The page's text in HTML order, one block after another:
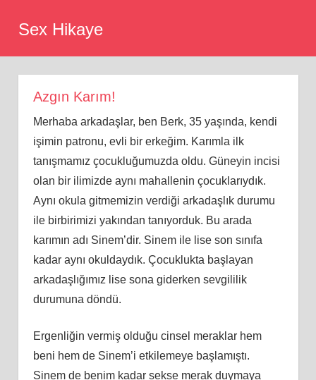
Sex Hikaye
Azgın Karım!
Merhaba arkadaşlar, ben Berk, 35 yaşında, kendi
işimin patronu, evli bir erkeğim. Karımla ilk
tanışmamız çocukluğumuzda oldu. Güneyin incisi
olan bir ilimizde aynı mahallenin çocuklarıydık.
Aynı okula gitmemizin verdiği arkadaşlık durumu
ile birbirimizi yakından tanıyorduk. Bu arada
karımın adı Sinem’dir. Sinem ile lise son sınıfa
kadar aynı okuldaydık. Çocuklukta başlayan
arkadaşlığımız lise sona giderken sevgililik
durumuna döndü.
Ergenliğin vermiş olduğu cinsel meraklar hem
beni hem de Sinem’i etkilemeye başlamıştı.
Sinem de benim kadar sekse merak duymaya